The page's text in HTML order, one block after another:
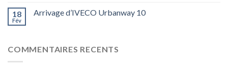
18
Fév
Arrivage d’IVECO Urbanway 10
COMMENTAIRES RECENTS